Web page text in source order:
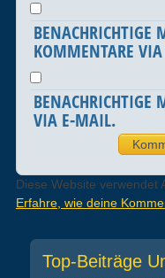
BENACHRICHTIGE
KOMMENTARE
BENACHRICHTIGE
VIA E-MAIL.
Diese Website verwendet
Erfahre, wie deine
Top-Beiträge